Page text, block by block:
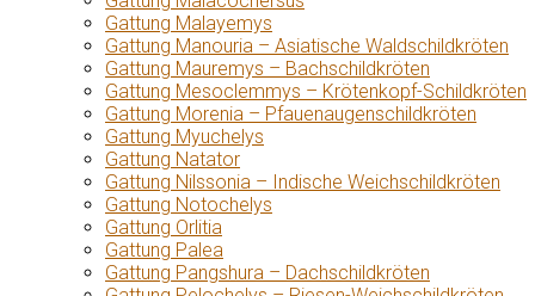
Gattung Malayemys
Gattung Manouria – Asiatische Waldschildkröten
Gattung Mauremys – Bachschildkröten
Gattung Mesoclemmys – Krötenkopf-Schildkröten
Gattung Morenia – Pfauenaugenschildkröten
Gattung Myuchelys
Gattung Natator
Gattung Nilssonia – Indische Weichschildkröten
Gattung Notochelys
Gattung Orlitia
Gattung Palea
Gattung Pangshura – Dachschildkröten